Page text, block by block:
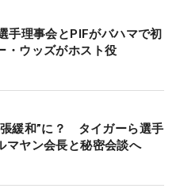
ンジ」で復帰。今年2月
10カ月ぶりにツアー競技
にインフルエンザを理
手理事会とPIFがバハマで初
ウッズがホスト役
緩和”に？ タイガーら選手
マヤン会長と秘密会談へ